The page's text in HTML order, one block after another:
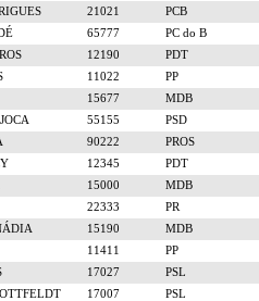
21021
PCB
65777
PC do B
12190
PDT
11022
PP
15677
MDB
55155
PSD
90222
PROS
12345
PDT
15000
MDB
22333
PR
15190
MDB
11411
PP
17027
PSL
17007
PSL